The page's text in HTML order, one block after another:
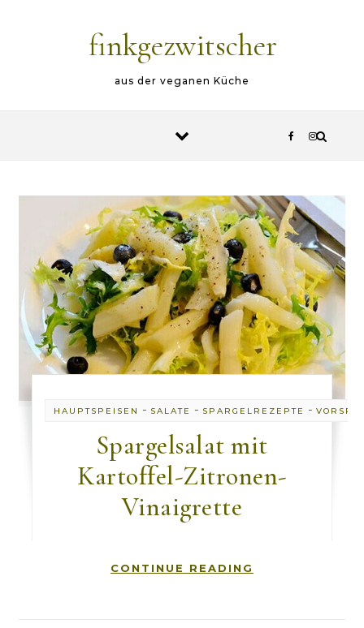
finkgezwitscher
aus der veganen Küche
HAUPTSPEISEN - SALATE - SPARGELREZEPTE -
Spargelsalat mit
Kartoffel-Zitronen-
Vinaigrette
CONTINUE READING